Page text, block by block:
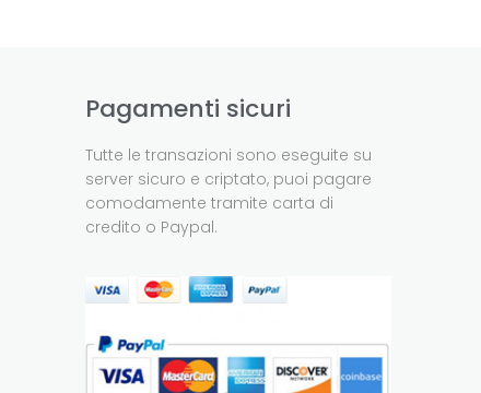
Pagamenti sicuri
Tutte le transazioni sono eseguite su
server sicuro e criptato, puoi pagare
comodamente tramite carta di
credito o Paypal.